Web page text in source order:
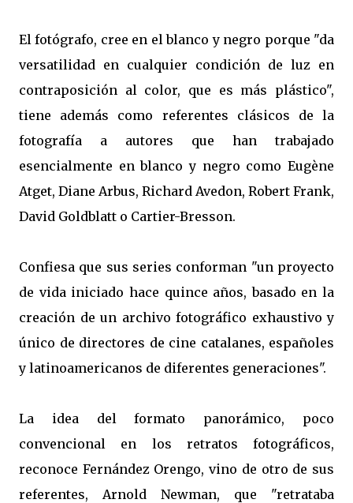
El fotógrafo, cree en el blanco y negro porque "da
versatilidad en cualquier condición de luz en
contraposición al color, que es más plástico",
tiene además como referentes clásicos de la
fotografía a autores que han trabajado
esencialmente en blanco y negro como Eugène
Atget, Diane Arbus, Richard Avedon, Robert Frank,
David Goldblatt o Cartier-Bresson.
Confiesa que sus series conforman "un proyecto
de vida iniciado hace quince años, basado en la
creación de un archivo fotográfico exhaustivo y
único de directores de cine catalanes, españoles
y latinoamericanos de diferentes generaciones".
La idea del formato panorámico, poco
convencional en los retratos fotográficos,
reconoce Fernández Orengo, vino de otro de sus
referentes, Arnold Newman, que "retrataba